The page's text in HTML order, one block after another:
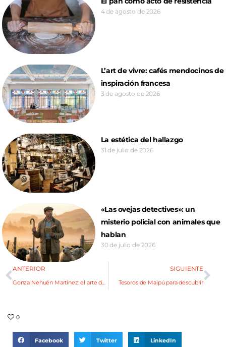
4 de agosto de 2026
L’art de vivre: cafés mendocinos de
inspiración francesa
3 de agosto de 2026
La estética del hallazgo
31 de julio de 2026
«Las ovejas detectives»: un
misterio policial con animales que
hablan
30 de julio de 2026
ANTERIOR
Gonza Nehuén Martínez: el arte de emprender
SIGUIENTE
Tesoros de Maipú para descubrir
0
Facebook Twitter LinkedIn